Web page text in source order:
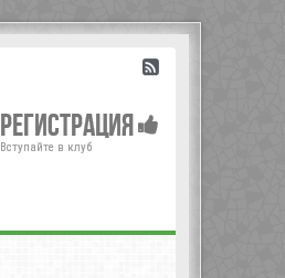
Регистрация
Вступайте в клуб